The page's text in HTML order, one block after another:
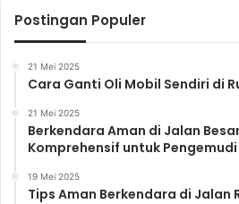
Postingan Populer
21 Mei 2025
Cara Ganti Oli Mobil Sendiri di
21 Mei 2025
Berkendara Aman di Jalan
Komprehensif untuk Pengemudi
19 Mei 2025
Tips Aman Berkendara di Jalan